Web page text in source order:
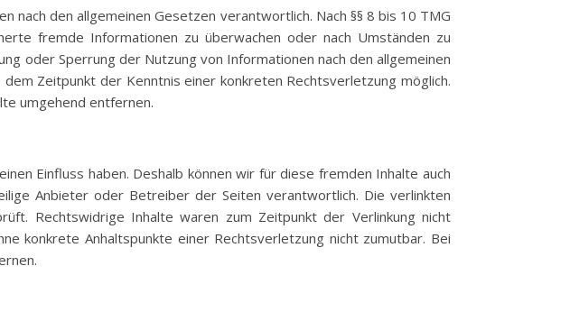
nach den allgemeinen Gesetzen verantwortlich. Nach §§ 8 bis 10 TMG
fremde Informationen zu überwachen oder nach Umständen zu
oder Sperrung der Nutzung von Informationen nach den allgemeinen
Zeitpunkt der Kenntnis einer konkreten Rechtsverletzung möglich.
umgehend entfernen.
Einfluss haben. Deshalb können wir für diese fremden Inhalte auch
Anbieter oder Betreiber der Seiten verantwortlich. Die verlinkten
Rechtswidrige Inhalte waren zum Zeitpunkt der Verlinkung nicht
konkrete Anhaltspunkte einer Rechtsverletzung nicht zumutbar. Bei